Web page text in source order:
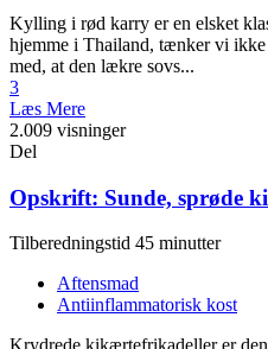
Kylling i rød karry er en elsket
hjemme i Thailand, tænker vi ikke
med, at den lækre sovs...
3
Læs Mere
2.009 visninger
Del
Opskrift: Sunde, sprøde
Tilberedningstid 45 minutter
Aftensmad
Antiinflammatorisk kost